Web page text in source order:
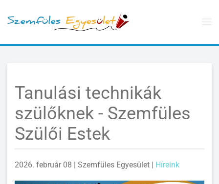
Skip to main content
Tanulási technikák
szülőknek - Szemfüles
Szülői Estek
2026. február 08 | Szemfüles Egyesület | Híreink